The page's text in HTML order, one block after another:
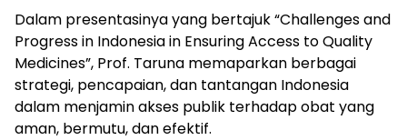
Dalam presentasinya yang bertajuk “Challenges and
Progress in Indonesia in Ensuring Access to Quality
Medicines”, Prof. Taruna memaparkan berbagai
strategi, pencapaian, dan tantangan Indonesia
dalam menjamin akses publik terhadap obat yang
aman, bermutu, dan efektif.